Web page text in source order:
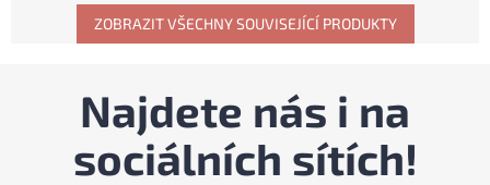
ZOBRAZIT VŠECHNY SOUVISEJÍCÍ PRODUKTY
Najdete nás i na
sociálních sítích!